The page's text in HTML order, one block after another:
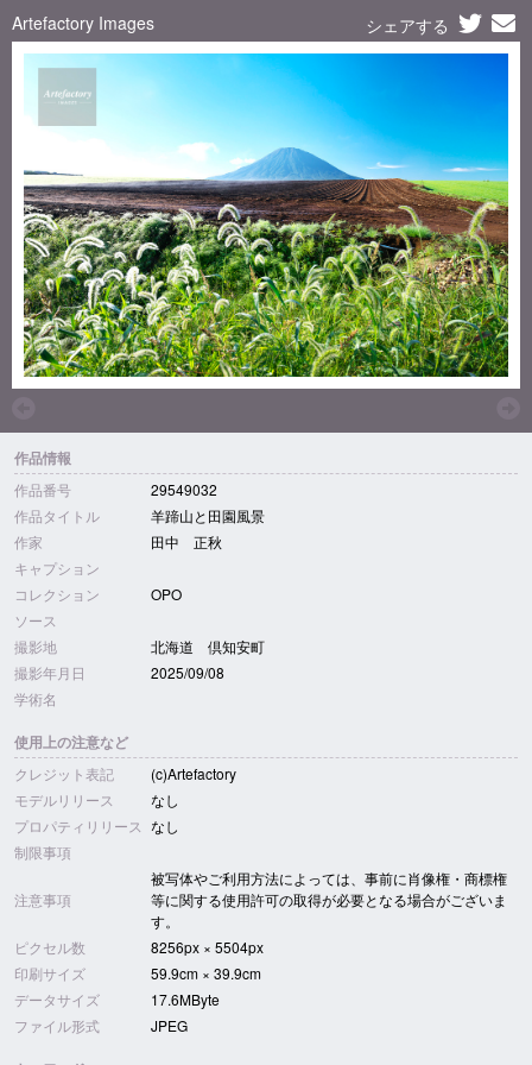
Artefactory Images シェアする
作品情報
作品番号
29549032
作品タイトル
羊蹄山と田園風景
作家
田中 正秋
キャプション
コレクション
OPO
ソース
撮影地
北海道 倶知安町
撮影年月日
2025/09/08
学術名
使用上の注意など
クレジット表記
(c)Artefactory
モデルリリース
なし
プロパティリリース なし
制限事項
注意事項
被写体やご利用方法によっては、事前に肖像権・商標権
等に関する使用許可の取得が必要となる場合がございま
す。
ピクセル数
8256px × 5504px
印刷サイズ
59.9cm × 39.9cm
データサイズ
17.6MByte
ファイル形式
JPEG